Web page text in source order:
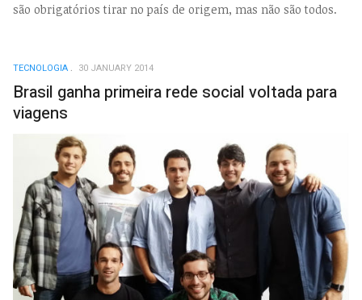
são obrigatórios tirar no país de origem, mas não são todos.
TECNOLOGIA 30 JANUARY 2014
Brasil ganha primeira rede social voltada para
viagens